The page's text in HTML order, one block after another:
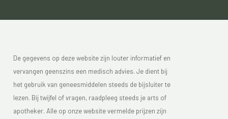
De gegevens op deze website zijn louter informatief en
vervangen geenszins een medisch advies. Je dient bij
het gebruik van geneesmiddelen steeds de bijsluiter te
lezen. Bij twijfel of vragen, raadpleeg steeds je arts of
apotheker. Alle op onze website vermelde prijzen zijn